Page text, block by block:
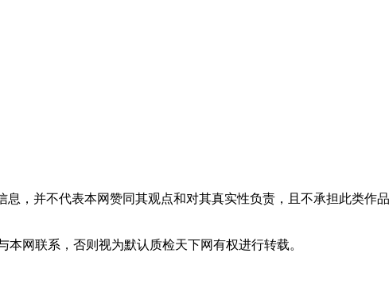
，并不代表本网赞同其观点和对其真实性负责，且不承担此类作
网联系，否则视为默认质检天下网有权进行转载。